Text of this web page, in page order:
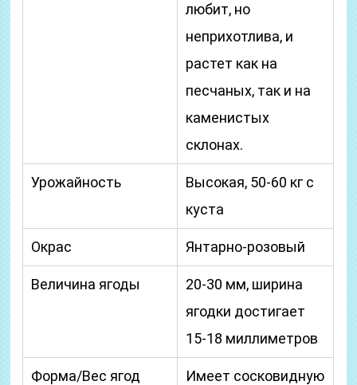
любит, но
неприхотлива, и
растет как на
песчаных, так и на
каменистых
склонах.
Урожайность
Высокая, 50-60 кг с
куста
Окрас Янтарно-розовый
Величина ягоды
20-30 мм, ширина
ягодки достигает
15-18 миллиметров
Форма/Вес ягод
Имеет сосковидную